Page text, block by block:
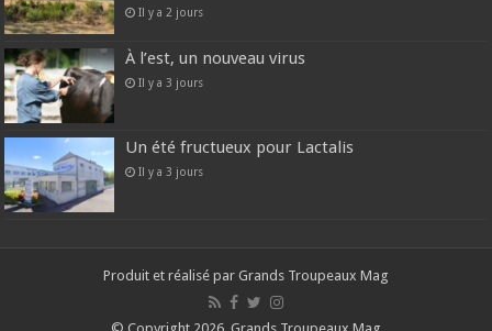
Il y a 2 jours
À l’est, un nouveau virus
Il y a 3 jours
Un été fructueux pour Lactalis
Il y a 3 jours
Produit et réalisé par Grands Troupeaux Mag